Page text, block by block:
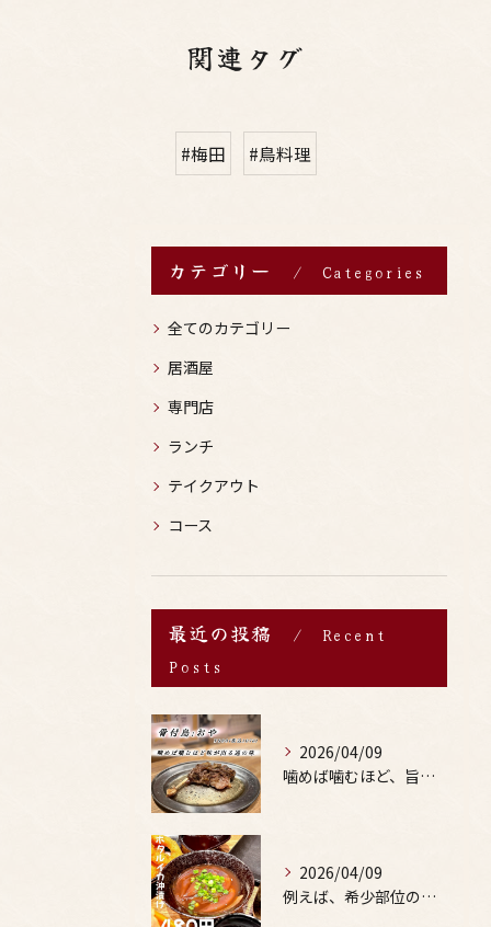
関連タグ
#梅田 #鳥料理
カテゴリー Categories
全てのカテゴリー
居酒屋
専門店
ランチ
テイクアウト
コース
最近の投稿
Recent
Posts
2026/04/09
噛めば噛むほど、旨みがあふれる。
2026/04/09
例えば、希少部位の串を試したり、季節限定の地酒を味わったりす...